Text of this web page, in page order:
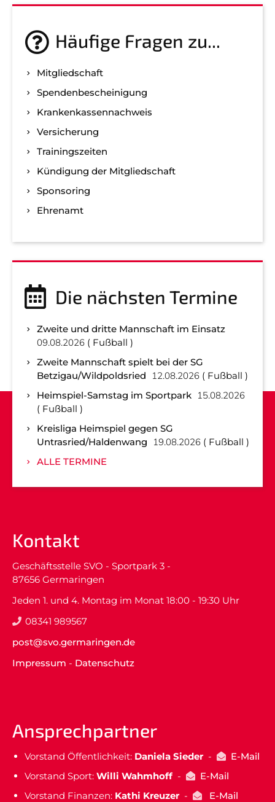
Häufige Fragen zu...
Mitgliedschaft
Spenden­bescheinigung
Kranken­kassen­nachweis
Versicherung
Trainingszeiten
Kündigung der Mitgliedschaft
Sponsoring
Ehrenamt
Die nächsten Termine
Zweite und dritte Mannschaft im Einsatz
09.08.2026
Fußball
Zweite Mannschaft spielt bei der SG
Betzigau/Wildpoldsried
12.08.2026
Fußball
Heimspiel-Samstag im Sportpark 15.08.2026
Fußball
Kreisliga Heimspiel gegen SG
Untrasried/Haldenwang
19.08.2026
Fußball
ALLE TERMINE
Kontakt
Geschäftsstelle SVO - Sportpark 3 -
87656 Germaringen
Jeden 1. und 4. Montag im Monat 18:00 - 19:30 Uhr
08341 989567
post@svo.germaringen.de
Impressum - Datenschutz
Ansprechpartner
Vorstand Öffentlichkeit: Daniela Sieder-
E-Mail
Vorstand Sport: Willi Wahmhoff-
E-Mail
Vorstand Finanzen: Kathi Kreuzer- E-Mail